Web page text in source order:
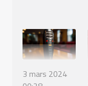
3 mars 2024